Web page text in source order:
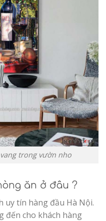
trong vườn nho
ăn ở đâu ?
uy tín hàng đầu Hà Nội.
đến cho khách hàng